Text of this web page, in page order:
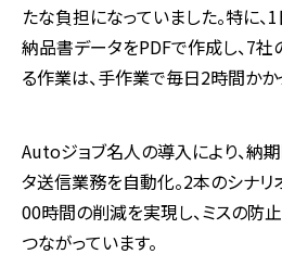
たな負担になっていました。特に、1
納品書データをPDFで作成し、7社
る作業は、手作業で毎日2時間かか
Autoジョブ名人の導入により、納
タ送信業務を自動化。2本のシナリ
00時間の削減を実現し、ミスの防
つながっています。